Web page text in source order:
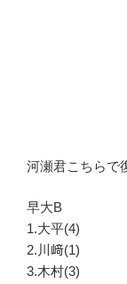
河瀬君こちらで
早大B
1.大平(4)
2.川﨑(1)
3.木村(3)